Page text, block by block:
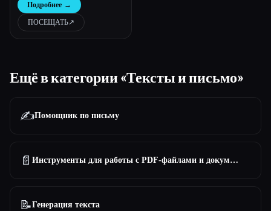
Подробнее →
ПОСЕЩАТЬ↗︎
Ещё в категории «Тексты и письмо»
✍️Помощник по письму
📄 Инструменты для работы с PDF-файлами и документами
📝Генерация текста